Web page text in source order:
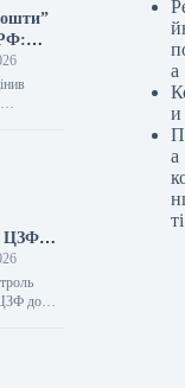
пошта»
ЦЗФ
до
а
и
а
ті